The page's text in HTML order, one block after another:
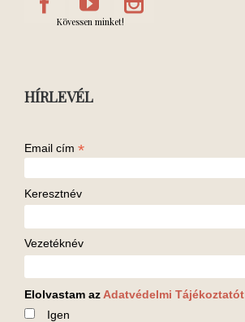
Kövessen minket!
HÍRLEVÉL
Email cím *
Keresztnév
Vezetéknév
Elolvastam az Adatvédelmi Tájékoztatót
Igen